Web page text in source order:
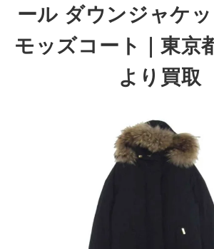
ール ダウンジャケ
モッズコート｜東京
より買取